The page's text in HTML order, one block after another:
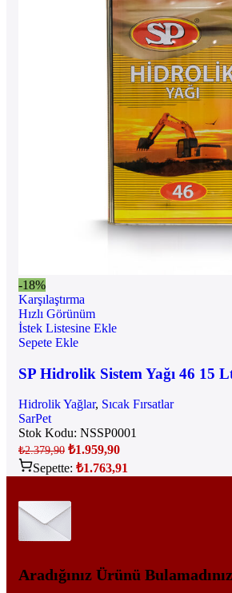
-18%
Karşılaştırma
Hızlı Görünüm
İstek Listesine Ekle
Sepete Ekle
SP Hidrolik Sistem Yağı 46 15
Hidrolik Yağlar, Sıcak Fırsatlar
SarPet
Stok Kodu: NSSP0001
₺2.379,90 ₺1.959,90
Sepette: ₺1.763,91
Aradığınız Ürünü